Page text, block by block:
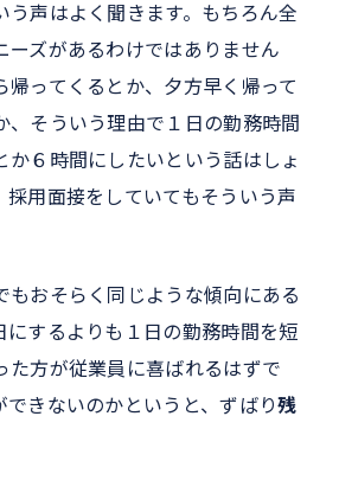
う声はよく聞きます。もちろん全
ーズがあるわけではありません
帰ってくるとか、夕方早く帰って
、そういう理由で１日の勤務時間
か６時間にしたいという話はしょ
採用面接をしていてもそういう声
もおそらく同じような傾向にある
にするよりも１日の勤務時間を短
た方が従業員に喜ばれるはずで
できないのかというと、ずばり残